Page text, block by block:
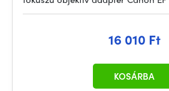
16 010 Ft
KOSÁRBA